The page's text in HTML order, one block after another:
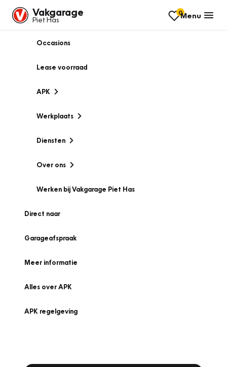
Vakgarage
Piet Has
0Menu
Occasions
Lease voorraad
APK
Werkplaats
Diensten
Over ons
Werken bij Vakgarage Piet Has
Direct naar
Garageafspraak
Meer informatie
Alles over APK
APK regelgeving